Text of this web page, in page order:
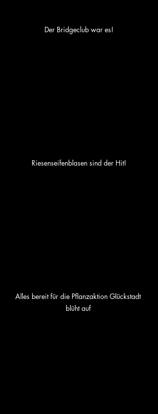
Der Bridgeclub war es!
Riesenseifenblasen sind der Hit!
Alles bereit für die Pflanzaktion Glückstadt
blüht auf